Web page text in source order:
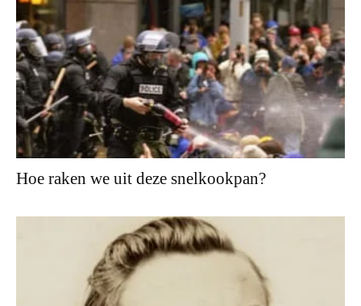
Hoe raken we uit deze snelkookpan?